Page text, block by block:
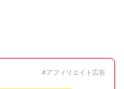
#アフィリエイト広告